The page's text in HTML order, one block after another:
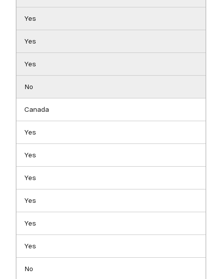
Yes
Yes
Yes
No
Canada
Yes
Yes
Yes
Yes
Yes
Yes
No